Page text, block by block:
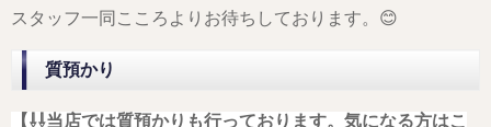
スタッフ一同こころよりお待ちしております。😊
質預かり
【⇩⇩当店では質預かりも行っております。気になる方はこ